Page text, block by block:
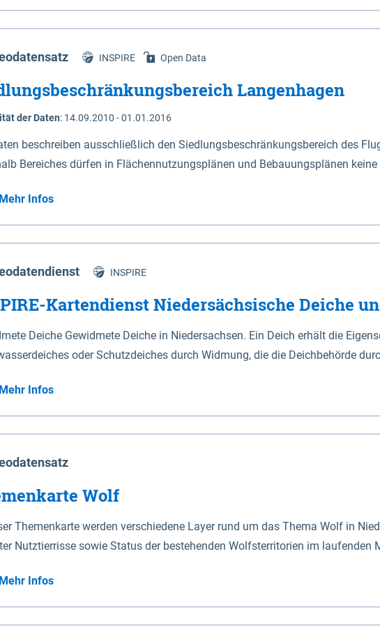
Niedersachsen (vgl. Abb. 4-1) entlang der Elbe zwischen Schnackenburg
472,5 bei Schnackenburg bis 569 bei Lauenburg). Das
Dannenberg und Lüneburg.
INSPIRE Open Data
Langenhagen
der Daten: 14.09.2010 - 01.01.2016
beschreiben ausschließlich den Siedlungsbeschränkungsbereich des
Bereiches dürfen in Flächennutzungsplänen und Bebauungsplänen
Mehr Infos
INSPIRE
Kartendienst Niedersächsische Deiche
Deiche Gewidmete Deiche in Niedersachsen. Ein Deich erhält die
oder Schutzdeiches durch Widmung, die die Deichbehörde
Deiche gelten die Bestimmungen des Niedersächsischen
Sperrwerke Sperrwerke sind Bauwerke mit Sperrvorrichtungen in Tidegewässern, die dem
eines Gebietes vor erhöhten Tiden, vor allem vor Sturmfluten, zu dienen
Art erhält die Eigenschaft eines Sperrwerkes durch Widmung, die
Mehr Infos
Wolf
Themenkarte werden verschiedene Layer rund um das Thema Wolf in
Nutztierrisse sowie Status der bestehenden Wolfsterritorien im laufenden
Mehr Infos